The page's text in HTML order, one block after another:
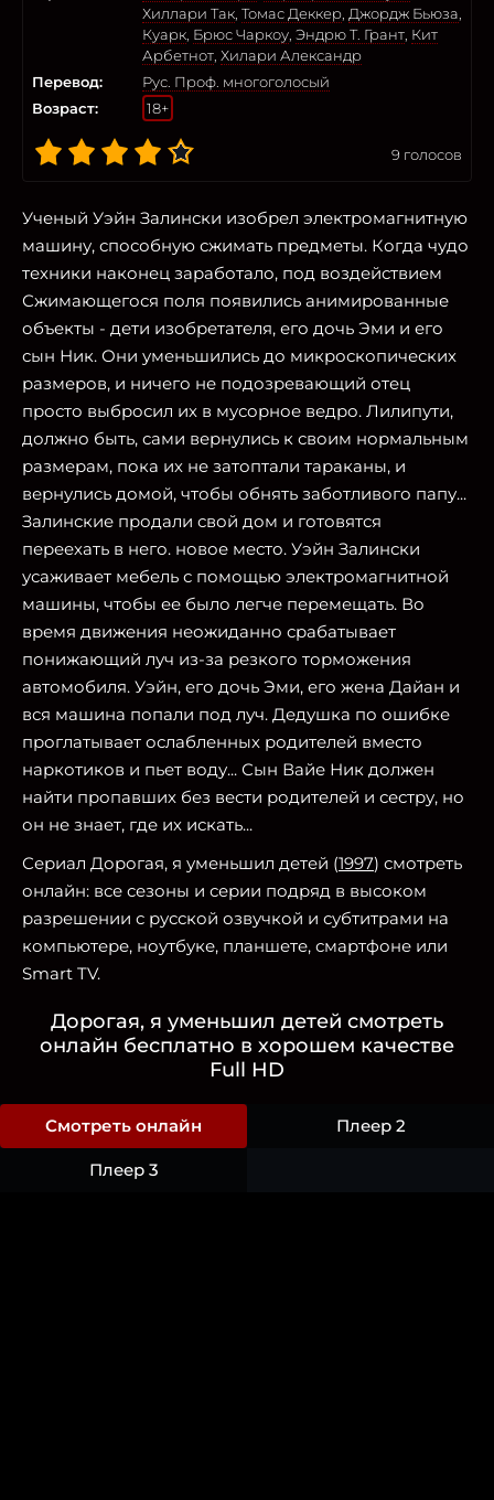
Хиллари Так Томас Деккер Джордж Бьюза
Куарк Брюс Чаркоу Эндрю Т. Грант Кит
Арбетнот Хилари Александр
Перевод:
Рус. Проф. многоголосый
Возраст:
18+
9 голосов
Ученый Уэйн Залински изобрел электромагнитную
машину, способную сжимать предметы. Когда чудо
техники наконец заработало, под воздействием
Сжимающегося поля появились анимированные
объекты - дети изобретателя, его дочь Эми и его
сын Ник. Они уменьшились до микроскопических
размеров, и ничего не подозревающий отец
просто выбросил их в мусорное ведро. Лилипути,
должно быть, сами вернулись к своим нормальным
размерам, пока их не затоптали тараканы, и
вернулись домой, чтобы обнять заботливого папу...
Залинские продали свой дом и готовятся
переехать в него. новое место. Уэйн Залински
усаживает мебель с помощью электромагнитной
машины, чтобы ее было легче перемещать. Во
время движения неожиданно срабатывает
понижающий луч из-за резкого торможения
автомобиля. Уэйн, его дочь Эми, его жена Дайан и
вся машина попали под луч. Дедушка по ошибке
проглатывает ослабленных родителей вместо
наркотиков и пьет воду... Сын Вайе Ник должен
найти пропавших без вести родителей и сестру, но
он не знает, где их искать...
Сериал Дорогая, я уменьшил детей (1997) смотреть
онлайн: все сезоны и серии подряд в высоком
разрешении с русской озвучкой и субтитрами на
компьютере, ноутбуке, планшете, смартфоне или
Smart TV.
Дорогая, я уменьшил детей смотреть
онлайн бесплатно в хорошем качестве
Full HD
Смотреть онлайн Плеер 2
Плеер 3